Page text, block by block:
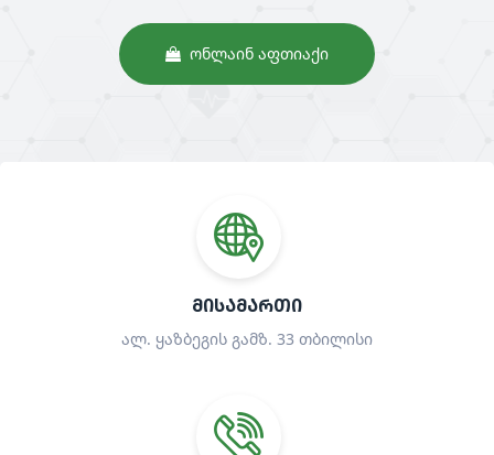
ᲝᲜᲚᲐᲘᲜ ᲐᲤᲗᲘᲐᲥᲘ
ᲛᲘᲡᲐᲛᲐᲠᲗᲘ
ალ. ყაზბეგის გამზ. 33 თბილისი